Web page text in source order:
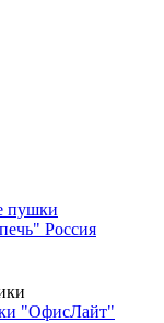
пушки
Россия
"ОфисЛайт"